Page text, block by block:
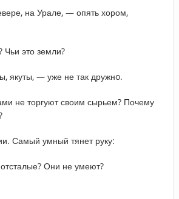
на Урале, — опять хором,
Чьи это земли?
якуты, — уже не так дружнo.
не торгуют своим сырьем? Почему
Самый умный тянет руку:
Они не умеют?